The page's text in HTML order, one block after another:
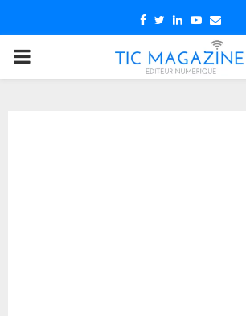
Facebook
TwitterLinkedin
Youtube
Email
PRIMARY